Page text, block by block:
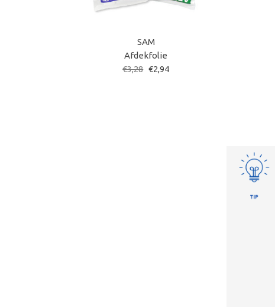
SAM
Afdekfolie
€3,28 €2,94